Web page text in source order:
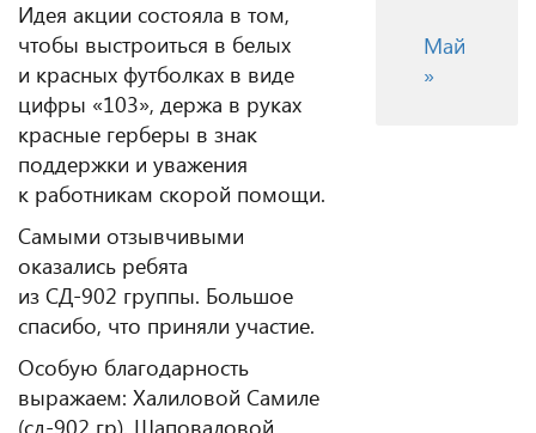
Идея акции состояла в том,
чтобы выстроиться в белых
и красных футболках в виде
цифры «103», держа в руках
красные герберы в знак
поддержки и уважения
к работникам скорой помощи.
Самыми отзывчивыми
оказались ребята
из СД-902 группы. Большое
спасибо, что приняли участие.
Особую благодарность
выражаем: Халиловой Самиле
(сд-902 гр), Шаповаловой
Май
»